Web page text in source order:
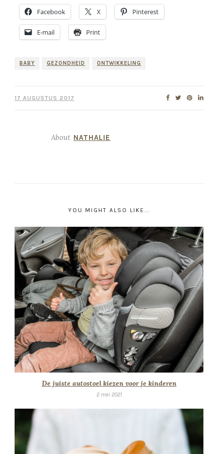
Facebook X Pinterest
E-mail Print
BABY GEZONDHEID ONTWIKKELING
17 AUGUSTUS 2017
About NATHALIE
YOU MIGHT ALSO LIKE...
De juiste autostoel kiezen voor je kinderen
2 mei 2021